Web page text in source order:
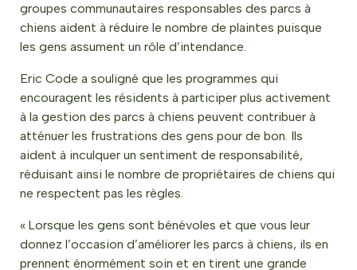
groupes communautaires responsables des parcs à
chiens aident à réduire le nombre de plaintes puisque
les gens assument un rôle d’intendance.
Eric Code a souligné que les programmes qui
encouragent les résidents à participer plus activement
à la gestion des parcs à chiens peuvent contribuer à
atténuer les frustrations des gens pour de bon. Ils
aident à inculquer un sentiment de responsabilité,
réduisant ainsi le nombre de propriétaires de chiens qui
ne respectent pas les règles.
« Lorsque les gens sont bénévoles et que vous leur
donnez l’occasion d’améliorer les parcs à chiens, ils en
prennent énormément soin et en tirent une grande